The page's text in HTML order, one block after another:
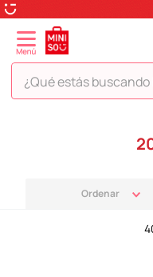
¿Qué estás buscando